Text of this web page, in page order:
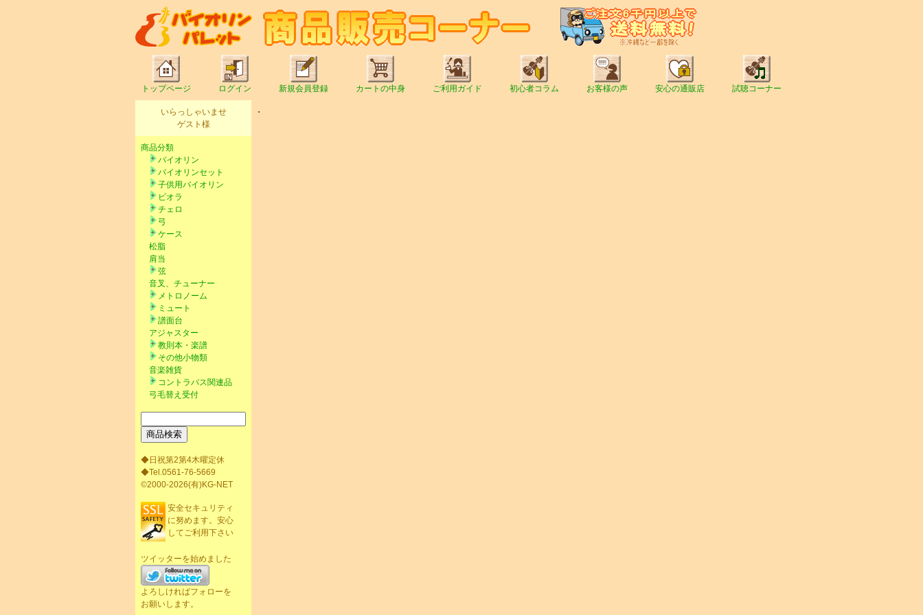
トップページ ログイン 新規会員登録 カートの中身 ご利用ガイド 初心者コラム お客様の声 安心の通販店 試聴コーナー
いらっしゃいませ
ゲスト様
商品分類
バイオリン
バイオリンセット
子供用バイオリン
ビオラ
チェロ
弓
ケース
松脂
肩当
弦
音叉、チューナー
メトロノーム
ミュート
譜面台
アジャスター
教則本・楽譜
その他小物類
音楽雑貨
コントラバス関連品
弓毛替え受付
◆日祝第2第4木曜定休
◆Tel.0561-76-5669
©2000-2026(有)KG-NET
安全セキュリティ
に努めます。安心
してご利用下さい
ツイッターを始めました
よろしければフォローを
お願いします。